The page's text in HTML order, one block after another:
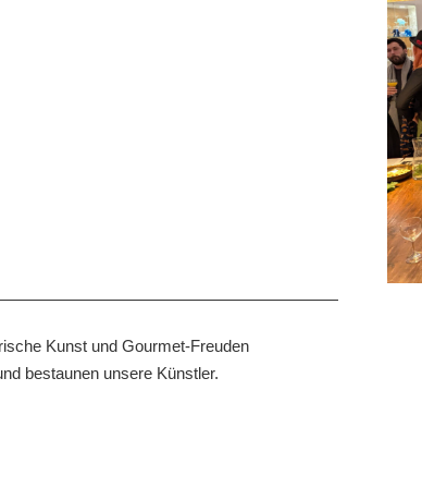
Kunst und Gourmet-Freuden
bestaunen unsere Künstler.